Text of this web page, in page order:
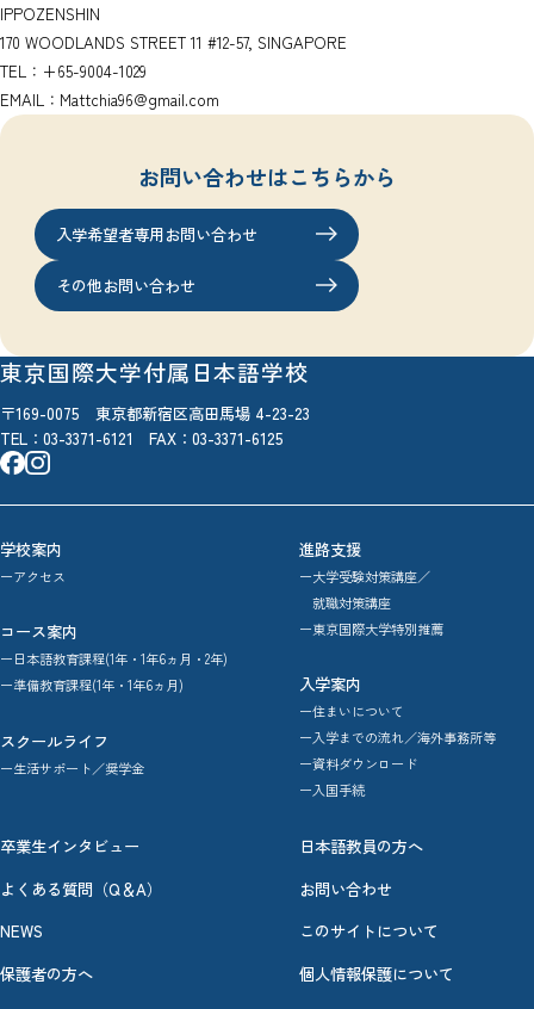
IPPOZENSHIN
170 WOODLANDS STREET 11 #12-57, SINGAPORE
TEL：+65-9004-1029
EMAIL：Mattchia96@gmail.com
お問い合わせはこちらから
入学希望者専用お問い合わせ
その他お問い合わせ
東京国際大学付属日本語学校
〒169-0075 東京都新宿区高田馬場 4-23-23
TEL： 03-3371-6121 FAX：03-3371-6125
学校案内
ーアクセス
コース案内
ー日本語教育課程(1年・1年6ヵ月・2年)
ー準備教育課程(1年・1年6ヵ月)
スクールライフ
ー生活サポート／奨学金
進路支援
ー大学受験対策講座／
就職対策講座
ー東京国際大学特別推薦
入学案内
ー住まいについて
ー入学までの流れ／海外事務所等
ー資料ダウンロード
ー入国手続
卒業生インタビュー
よくある質問（Q＆A）
NEWS
保護者の方へ
日本語教員の方へ
お問い合わせ
このサイトについて
個人情報保護について